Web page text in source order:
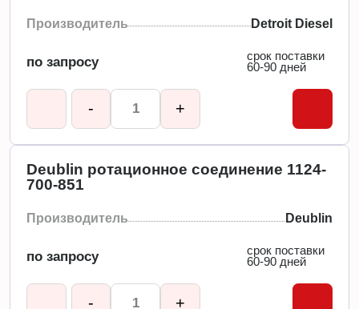
Производитель Detroit Diesel
по запросу
срок поставки
60-90 дней
- +
Deublin ротационное соединение 1124-
700-851
Производитель Deublin
по запросу
срок поставки
60-90 дней
- +